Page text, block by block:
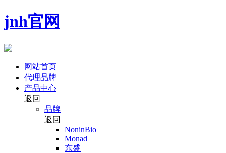
jnh官网
网站首页
代理品牌
产品中心
返回
品牌
返回
NoninBio
Monad
东盛